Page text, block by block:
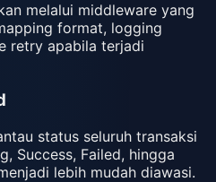
melalui middleware yang
format, logging
retry apabila terjadi
status seluruh transaksi
Success, Failed, hingga
lebih mudah diawasi.